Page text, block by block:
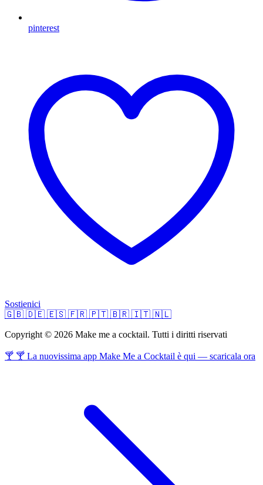
pinterest
Sostienici
🇬🇧 🇩🇪 🇪🇸 🇫🇷 🇵🇹 🇧🇷 🇮🇹 🇳🇱
Copyright © 2026 Make me a cocktail. Tutti i diritti riservati
🍸 🍸 La nuovissima app Make Me a Cocktail è qui — scaricala ora